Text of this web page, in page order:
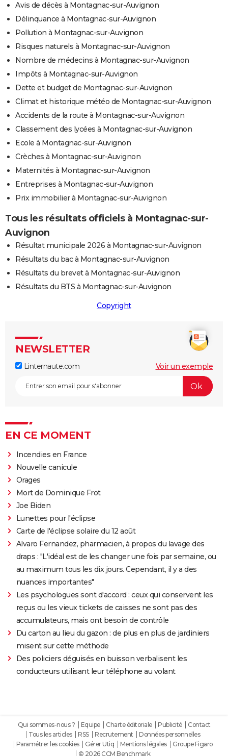
Avis de décès à Montagnac-sur-Auvignon
Délinquance à Montagnac-sur-Auvignon
Pollution à Montagnac-sur-Auvignon
Risques naturels à Montagnac-sur-Auvignon
Nombre de médecins à Montagnac-sur-Auvignon
Impôts à Montagnac-sur-Auvignon
Dette et budget de Montagnac-sur-Auvignon
Climat et historique météo de Montagnac-sur-Auvignon
Accidents de la route à Montagnac-sur-Auvignon
Classement des lycées à Montagnac-sur-Auvignon
Ecole à Montagnac-sur-Auvignon
Crèches à Montagnac-sur-Auvignon
Maternités à Montagnac-sur-Auvignon
Entreprises à Montagnac-sur-Auvignon
Prix immobilier à Montagnac-sur-Auvignon
Tous les résultats officiels à Montagnac-sur-
Auvignon
Résultat municipale 2026 à Montagnac-sur-Auvignon
Résultats du bac à Montagnac-sur-Auvignon
Résultats du brevet à Montagnac-sur-Auvignon
Résultats du BTS à Montagnac-sur-Auvignon
Copyright
NEWSLETTER
Linternaute.com Voir un exemple
EN CE MOMENT
Incendies en France
Nouvelle canicule
Orages
Mort de Dominique Frot
Joe Biden
Lunettes pour l'éclipse
Carte de l'éclipse solaire du 12 août
Alvaro Fernandez, pharmacien, à propos du lavage des
draps : "L'idéal est de les changer une fois par semaine, ou
au maximum tous les dix jours. Cependant, il y a des
nuances importantes"
Les psychologues sont d'accord : ceux qui conservent les
reçus ou les vieux tickets de caisses ne sont pas des
accumulateurs, mais ont besoin de contrôle
Du carton au lieu du gazon : de plus en plus de jardiniers
misent sur cette méthode
Des policiers déguisés en buisson verbalisent les
conducteurs utilisant leur téléphone au volant
Qui sommes-nous ? Equipe Charte éditoriale Publicité
Contact
Tous les articles
RSS Recrutement
Données personnelles
Paramétrer les cookies
Gérer Utiq Mentions légales
Groupe Figaro
© 2026 CCM Benchmark